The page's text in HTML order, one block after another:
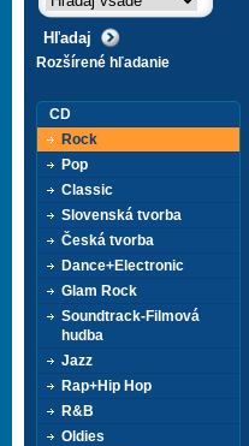
Rozšírené hľadanie
CD
Rock
Pop
Classic
Slovenská tvorba
Česká tvorba
Dance+Electronic
Glam Rock
Soundtrack-Filmová
hudba
Jazz
Rap+Hip Hop
R&B
Oldies